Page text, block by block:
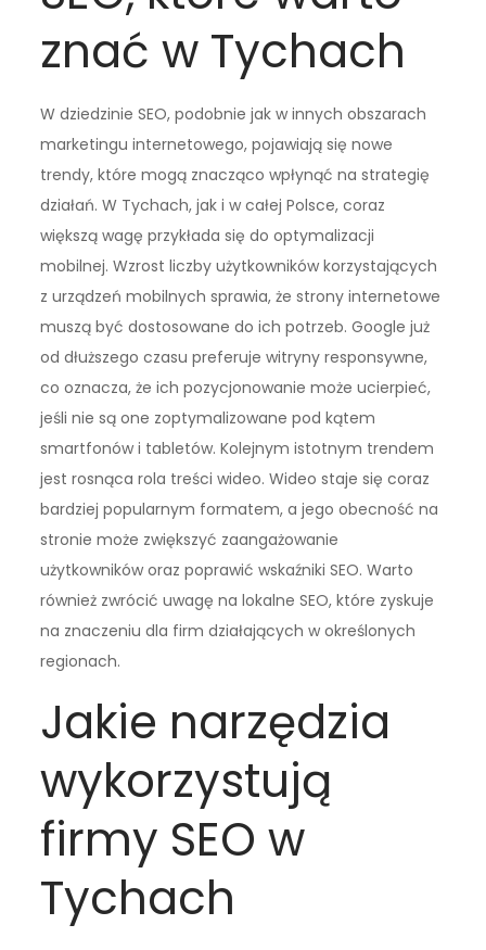
znać w Tychach
W dziedzinie SEO, podobnie jak w innych obszarach
marketingu internetowego, pojawiają się nowe
trendy, które mogą znacząco wpłynąć na strategię
działań. W Tychach, jak i w całej Polsce, coraz
większą wagę przykłada się do optymalizacji
mobilnej. Wzrost liczby użytkowników korzystających
z urządzeń mobilnych sprawia, że strony internetowe
muszą być dostosowane do ich potrzeb. Google już
od dłuższego czasu preferuje witryny responsywne,
co oznacza, że ich pozycjonowanie może ucierpieć,
jeśli nie są one zoptymalizowane pod kątem
smartfonów i tabletów. Kolejnym istotnym trendem
jest rosnąca rola treści wideo. Wideo staje się coraz
bardziej popularnym formatem, a jego obecność na
stronie może zwiększyć zaangażowanie
użytkowników oraz poprawić wskaźniki SEO. Warto
również zwrócić uwagę na lokalne SEO, które zyskuje
na znaczeniu dla firm działających w określonych
regionach.
Jakie narzędzia
wykorzystują
firmy SEO w
Tychach